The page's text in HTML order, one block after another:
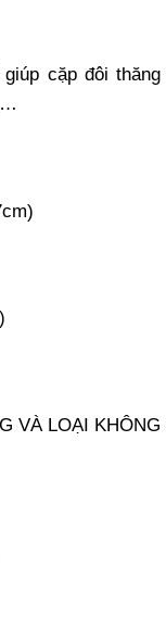
cặp đôi thăng
VÀ LOẠI KHÔNG